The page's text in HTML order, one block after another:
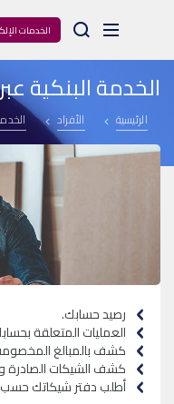
الخدمات Arama
الخدمة البنكية
الرئيسية الأفراد
رصيدحسابك.
العمليات المتعلقة
كشف بالمبالغ
كشف الشيكات الصادرة
أطلب دفتر شيكاتك